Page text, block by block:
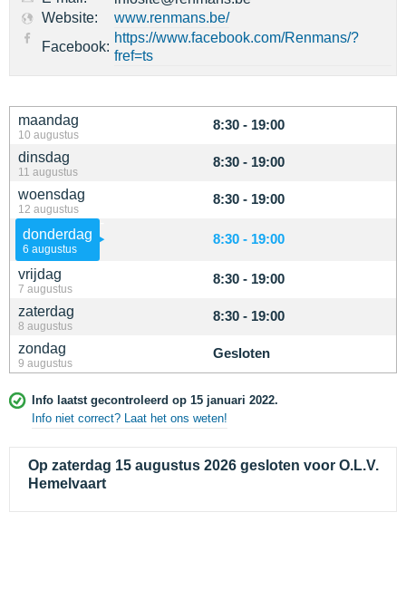
maandag
10 augustus
8:30 - 19:00
dinsdag
11 augustus
8:30 - 19:00
woensdag
12 augustus
8:30 - 19:00
donderdag
6 augustus
8:30 - 19:00
vrijdag
7 augustus
8:30 - 19:00
zaterdag
8 augustus
8:30 - 19:00
zondag
9 augustus
Gesloten
Info laatst gecontroleerd op 15 januari 2022.
Info niet correct? Laat het ons weten!
Op zaterdag 15 augustus 2026 gesloten voor O.L.V.
Hemelvaart
Website:
www.renmans.be/
Facebook:
https://www.facebook.com/Renmans/?
fref=ts